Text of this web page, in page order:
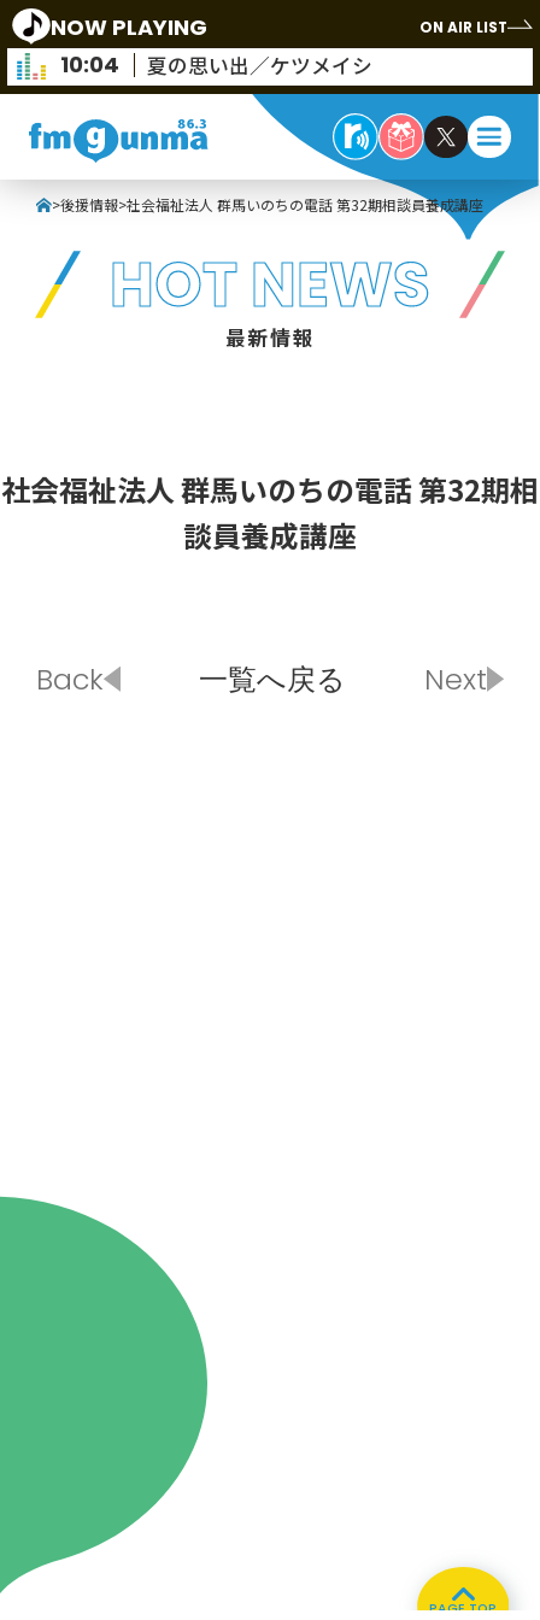
NOW PLAYING ON AIR LIST
10:04 夏の思い出／ケツメイシ
>後援情報>社会福祉法人 群馬いのちの電話 第32期相談員養成講座
HOT NEWS
最新情報
社会福祉法人 群馬いのちの電話 第32期相
談員養成講座
Back 一覧へ戻る Next
PAGE TOP